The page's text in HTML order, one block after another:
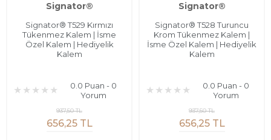
Signator®
Signator® T529 Kırmızı
Tükenmez Kalem | İsme
Özel Kalem | Hediyelik
Kalem
0.0 Puan - 0
Yorum
656,25 TL
937,50 TL
Signator®
Signator® T528 Turuncu
Krom Tükenmez Kalem |
İsme Özel Kalem | Hediyelik
Kalem
0.0 Puan - 0
Yorum
656,25 TL
937,50 TL